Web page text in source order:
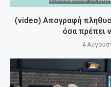
(video) Απογραφή
όσα πρέπει
4